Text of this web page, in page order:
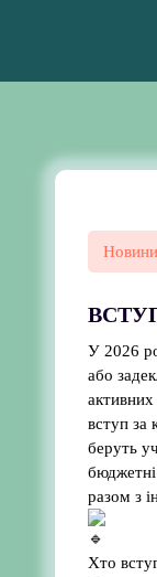
Новини
У 2026
або
вступ за
беруть
разом з
Хто